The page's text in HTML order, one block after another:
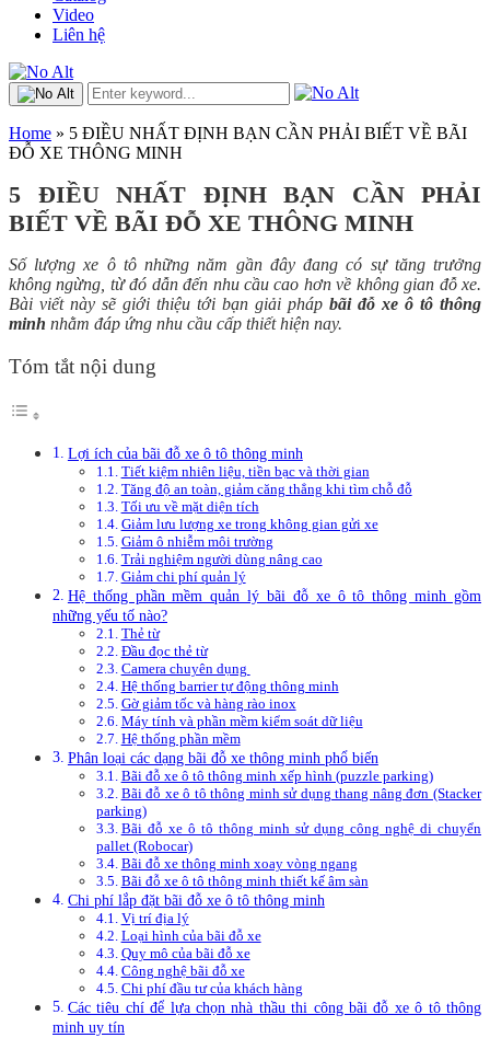
Video
Liên hệ
Home » 5 ĐIỀU NHẤT ĐỊNH BẠN CẦN PHẢI BIẾT VỀ BÃI
ĐỖ XE THÔNG MINH
5 ĐIỀU NHẤT ĐỊNH BẠN CẦN PHẢI
BIẾT VỀ BÃI ĐỖ XE THÔNG MINH
Số lượng xe ô tô những năm gần đây đang có sự tăng trưởng
không ngừng, từ đó dẫn đến nhu cầu cao hơn về không gian đỗ xe.
Bài viết này sẽ giới thiệu tới bạn giải pháp bãi đỗ xe ô tô thông
minh nhằm đáp ứng nhu cầu cấp thiết hiện nay.
Tóm tắt nội dung
Lợi ích của bãi đỗ xe ô tô thông minh
Tiết kiệm nhiên liệu, tiền bạc và thời gian
Tăng độ an toàn, giảm căng thẳng khi tìm chỗ đỗ
Tối ưu về mặt diện tích
Giảm lưu lượng xe trong không gian gửi xe
Giảm ô nhiễm môi trường
Trải nghiệm người dùng nâng cao
Giảm chi phí quản lý
Hệ thống phần mềm quản lý bãi đỗ xe ô tô thông minh gồm
những yếu tố nào?
Thẻ từ
Đầu đọc thẻ từ
Camera chuyên dụng
Hệ thống barrier tự động thông minh
Gờ giảm tốc và hàng rào inox
Máy tính và phần mềm kiểm soát dữ liệu
Hệ thống phần mềm
Phân loại các dạng bãi đỗ xe thông minh phổ biến
Bãi đỗ xe ô tô thông minh xếp hình (puzzle parking)
Bãi đỗ xe ô tô thông minh sử dụng thang nâng đơn (Stacker
parking)
Bãi đỗ xe ô tô thông minh sử dụng công nghệ di chuyển
pallet (Robocar)
Bãi đỗ xe thông minh xoay vòng ngang
Bãi đỗ xe ô tô thông minh thiết kế âm sàn
Chi phí lắp đặt bãi đỗ xe ô tô thông minh
Vị trí địa lý
Loại hình của bãi đỗ xe
Quy mô của bãi đỗ xe
Công nghệ bãi đỗ xe
Chi phí đầu tư của khách hàng
Các tiêu chí để lựa chọn nhà thầu thi công bãi đỗ xe ô tô thông
minh uy tín